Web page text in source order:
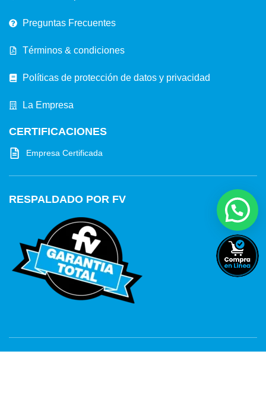
Preguntas Frecuentes
Términos & condiciones
Políticas de protección de datos y privacidad
La Empresa
CERTIFICACIONES
Empresa Certificada
RESPALDADO POR FV